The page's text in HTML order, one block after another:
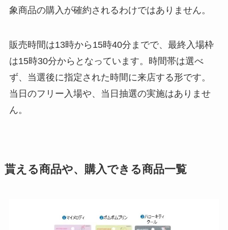
象商品の購入が確約されるわけではありません。
販売時間は13時から15時40分までで、最終入場枠
は15時30分からとなっています。時間帯は選べ
ず、当選後に指定された時間に来店する形です。
当日のフリー入場や、当日抽選の実施はありませ
ん。
貰える商品や、購入できる商品一覧